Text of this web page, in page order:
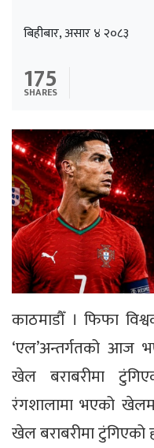
बिहीबार, असार ४ २०८३
175
SHARES
काठमाडौँ । फिफा
‘एल’अन्तर्गतको आज
खेल बराबरीमा
रंगशालामा भएको
खेल बराबरीमा टुंगिएको